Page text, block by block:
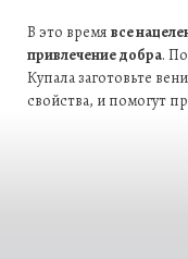
В это время все
привлечение добра.
Купала заготовьте
свойства, и помогут